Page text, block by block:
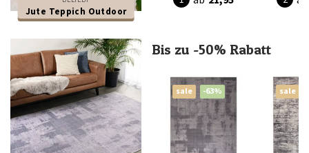
Jute Teppich Outdoor
Bis zu -50% Rabatt
sale -63% sale